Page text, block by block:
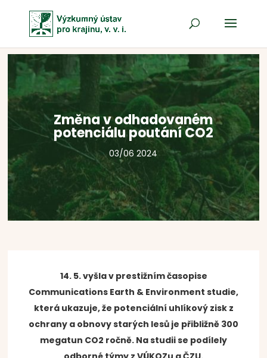
Změna v odhadovaném
potenciálu poutání CO2
03/06 2024
14. 5. vyšla v prestižním časopise
Communications Earth & Environment studie,
která ukazuje, že potenciální uhlíkový zisk z
ochrany a obnovy starých lesů je přibližně 300
megatun CO2 ročně. Na studii se podílely